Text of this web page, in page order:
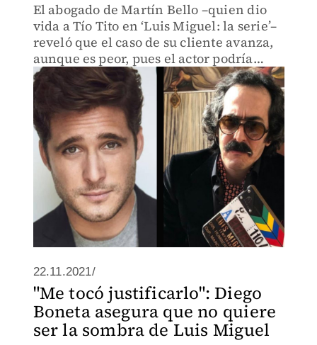
El abogado de Martín Bello –quien dio
vida a Tío Tito en ‘Luis Miguel: la serie’–
reveló que el caso de su cliente avanza,
aunque es peor, pues el actor podría
quedar paralítico.
22.11.2021/
"Me tocó justificarlo": Diego
Boneta asegura que no quiere
ser la sombra de Luis Miguel